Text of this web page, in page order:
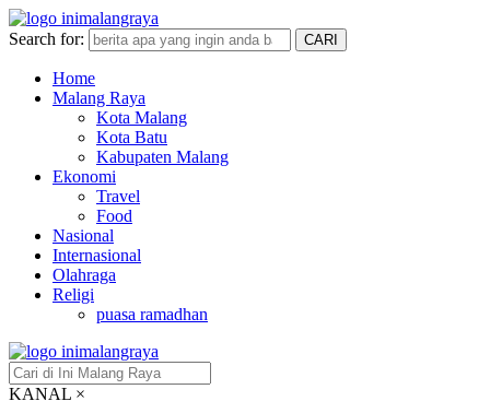
Search for: CARI
Home
Malang Raya
Kota Malang
Kota Batu
Kabupaten Malang
Ekonomi
Travel
Food
Nasional
Internasional
Olahraga
Religi
puasa ramadhan
KANAL ×